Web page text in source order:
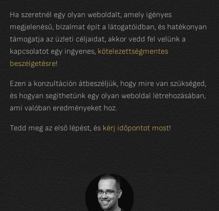
Ha szeretnél egy olyan weboldalt, amely igényes
megjelenésű, bizalmat épít a látogatóidban, és hatékonyan
támogatja az üzleti céljaidat, akkor vedd fel velünk a
kapcsolatot egy ingyenes, kötelezettségmentes
beszélgetésre!
Ezen a konzultáción átbeszéljük, hogy mire van szükséged,
és hogyan segíthetünk egy olyan weboldal létrehozásában,
ami valóban eredményeket hoz.
Tedd meg az első lépést, és kérj időpontot most!